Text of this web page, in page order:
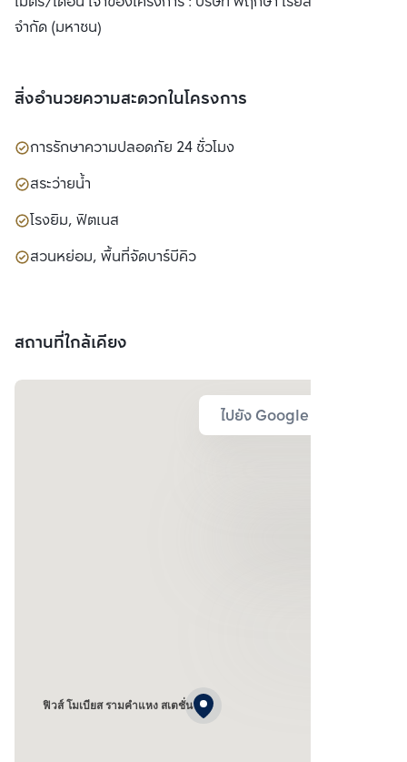
จำกัด (มหาชน)
สิ่งอำนวยความสะดวกในโครงการ
การรักษาความปลอดภัย 24 ชั่วโมง
สระว่ายน้ำ
โรงยิม, ฟิตเนส
สวนหย่อม, พื้นที่จัดบาร์บีคิว
สถานที่ใกล้เคียง
ไปยัง Google Map
ฟิวส์ โมเบียส รามคำแหง สเตชั่น